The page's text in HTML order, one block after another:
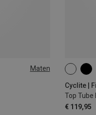
Maten
Cyclite |
Top Tube
€ 119,95
2.2L